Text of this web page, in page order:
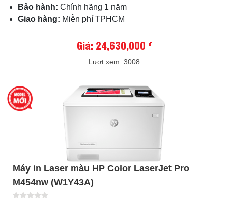
Bảo hành: Chính hãng 1 năm
Giao hàng: Miễn phí TPHCM
Giá: 24,630,000đ
Lượt xem: 3008
Máy in Laser màu HP Color LaserJet Pro
M454nw (W1Y43A)